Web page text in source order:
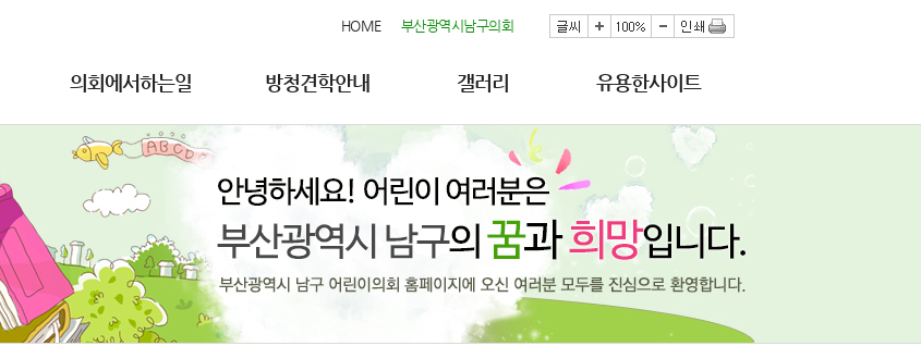
HOME
부산광역시남구의회
의회에서하는일 방청견학안내 갤러리 유용한사이트